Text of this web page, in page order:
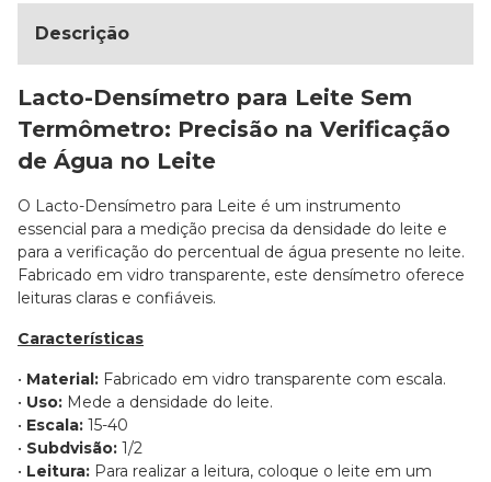
Descrição
Lacto-Densímetro para Leite Sem
Termômetro: Precisão na Verificação
de Água no Leite
O Lacto-Densímetro para Leite é um instrumento
essencial para a medição precisa da densidade do leite e
para a verificação do percentual de água presente no leite.
Fabricado em vidro transparente, este densímetro oferece
leituras claras e confiáveis.
Características
• Material: Fabricado em vidro transparente com escala.
• Uso: Mede a densidade do leite.
• Escala: 15-40
• Subdvisão: 1/2
• Leitura: Para realizar a leitura, coloque o leite em um